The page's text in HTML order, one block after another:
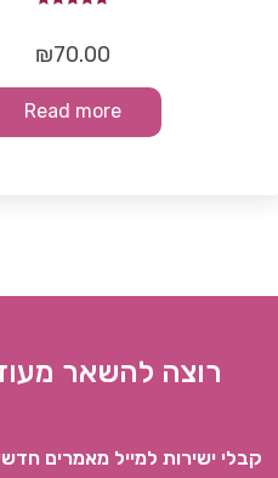
out of 5
₪70.00
Read more
רוצה להשאר
קבלי ישירות למייל מאמרים